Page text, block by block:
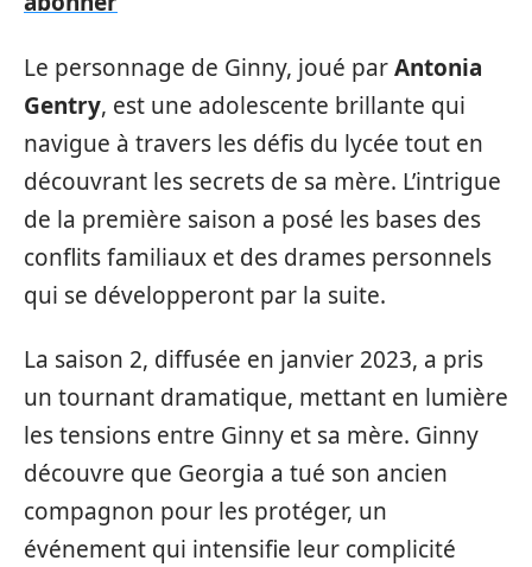
Le personnage de Ginny, joué parAntonia
Gentry, est une adolescente brillante qui
navigue à travers les défis du lycée tout en
découvrant les secrets de sa mère. L’intrigue
de la première saison a posé les bases des
conflits familiaux et des drames personnels
qui se développeront par la suite.
La saison 2, diffusée en janvier 2023, a pris
un tournant dramatique, mettant en lumière
les tensions entre Ginny et sa mère. Ginny
découvre que Georgia a tué son ancien
compagnon pour les protéger, un
événement qui intensifie leur complicité